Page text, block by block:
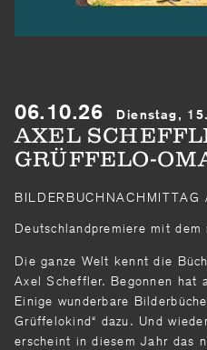
06.10.26 Dienstag,
AXEL
GRÜFFELO-
BILDERBUCHNACHMITTAG
Deutschlandpremiere mit dem
Die ganze Welt kennt die
Axel Scheffler. Begonnen hat
Einige wunderbare
Grüffelokind“ dazu. Und
erscheint in diesem Jahr das